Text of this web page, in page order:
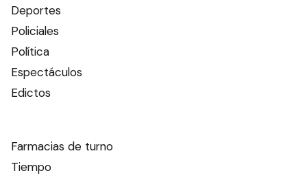
Deportes
Policiales
Política
Espectáculos
Edictos
Farmacias de turno
Tiempo